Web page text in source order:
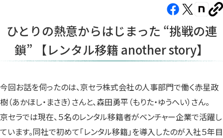
Facebook（新
い
タ
ブ
開
き
す）
X（新
い
タ
ブ
開
き
ま
す）
note（新
い
タ
ブ
開
き
ま
す）
コ
ピ
ひとりの熱意からはじまった “挑戦の連
鎖” 【レンタル移籍 another story】
今回お話を伺ったのは、京セラ株式会社の人事部門で働く赤星政
樹（あかほし・まさき）さんと、森田勇平（もりた・ゆうへい）さん。
京セラでは現在、５名のレンタル移籍者がベンチャー企業で活躍し
ています。同社で初めて「レンタル移籍」を導入したのが入社５年目